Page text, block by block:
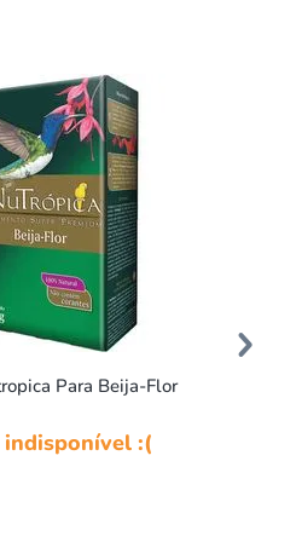
Para Beija-Flor
:(